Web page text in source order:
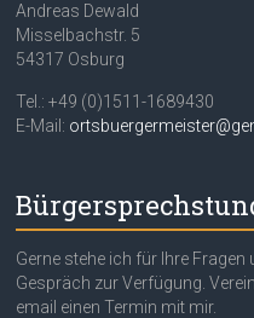
Andreas Dewald
Misselbachstr. 5
54317 Osburg
Tel.: +49 (0)1511-1689430
E-Mail:
Gerne stehe ich für Ihre
Gespräch zur Verfügung.
email einen Termin mit mir.